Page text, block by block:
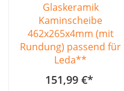
Glaskeramik
Kaminscheibe
462x265x4mm (mit
Rundung) passend für
Leda**
151,99 €